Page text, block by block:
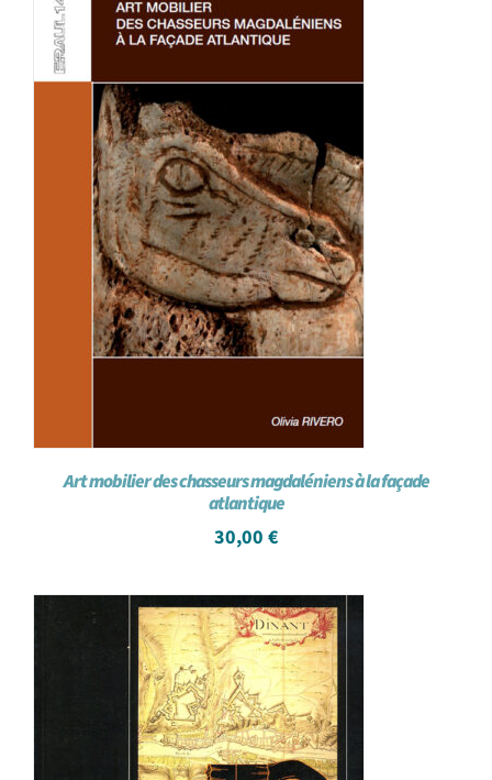
Achat en ligne
Panier WooCommerce
Art mobilier des chasseurs magdaléniens à la façade
atlantique
30,00 €